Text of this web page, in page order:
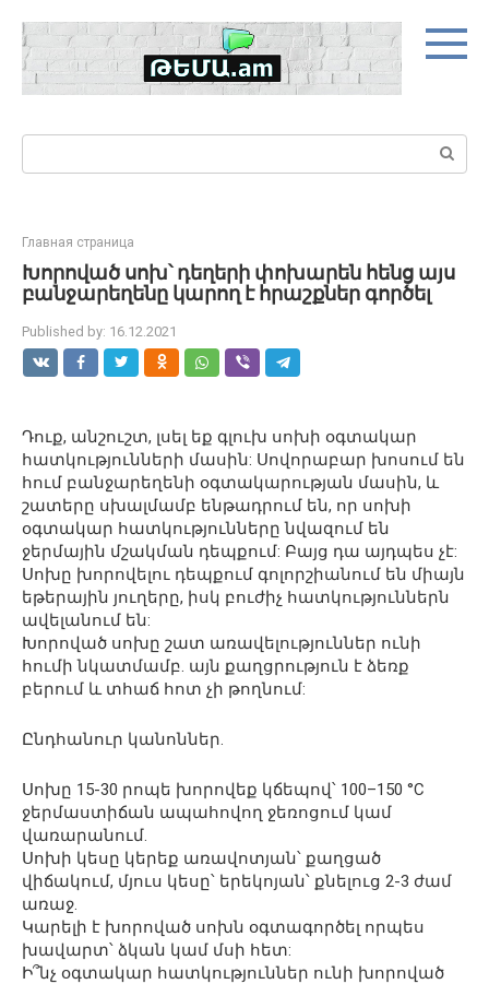
content
Search:
Главная страница
Խորոված սոխ՝ դեղերի փոխարեն հենց այս
բանջարեղենը կարող է հրաշքներ գործել
Published by: 16.12.2021
Դուք, անշուշտ, լսել եք գլուխ սոխի օգտակար
հատկությունների մասին: Սովորաբար խոսում են
հում բանջարեղենի օգտակարության մասին, և
շատերը սխալմամբ ենթադրում են, որ սոխի
օգտակար հատկությունները նվազում են
ջերմային մշակման դեպքում: Բայց դա այդպես չէ:
Սոխը խորովելու դեպքում գոլորշիանում են միայն
եթերային յուղերը, իսկ բուժիչ հատկություններն
ավելանում են:
Խորոված սոխը շատ առավելություններ ունի
հումի նկատմամբ. այն քաղցրություն է ձեռք
բերում և տհաճ հոտ չի թողնում:
Ընդհանուր կանոններ.
Սոխը 15-30 րոպե խորովեք կճեպով՝ 100–150 °C
ջերմաստիճան ապահովող ջեռոցում կամ
վառարանում.
Սոխի կեսը կերեք առավոտյան՝ քաղցած
վիճակում, մյուս կեսը՝ երեկոյան՝ քնելուց 2-3 ժամ
առաջ.
Կարելի է խորոված սոխն օգտագործել որպես
խավարտ՝ ձկան կամ մսի հետ:
Ի՞նչ օգտակար հատկություններ ունի խորոված